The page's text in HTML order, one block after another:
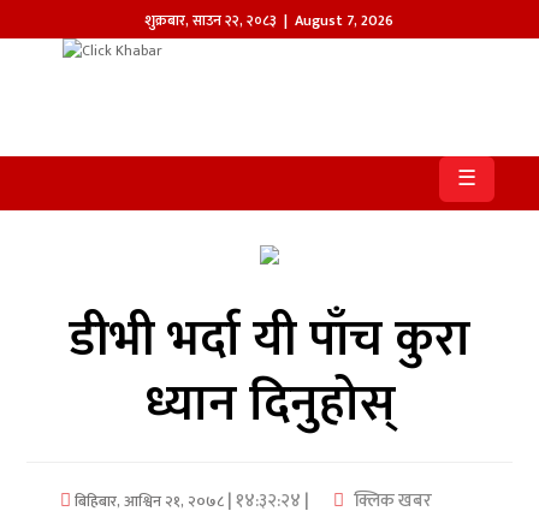
शुक्रबार,साउन२२,२०८३ | August 7, 2026
खबर
समाज
आजको
पत्रिका
☰
डीभी भर्दा यी पाँच कुरा
ध्यान दिनुहोस्
बिहिबार, आश्विन २१, २०७८| १४:३२:२४ | क्लिक खबर